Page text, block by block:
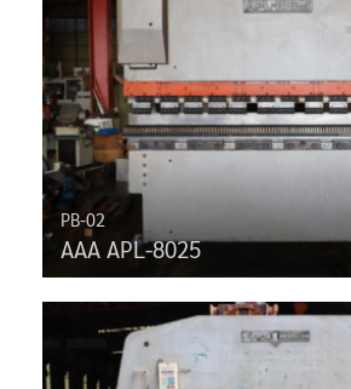
PB-02
AAA APL-8025